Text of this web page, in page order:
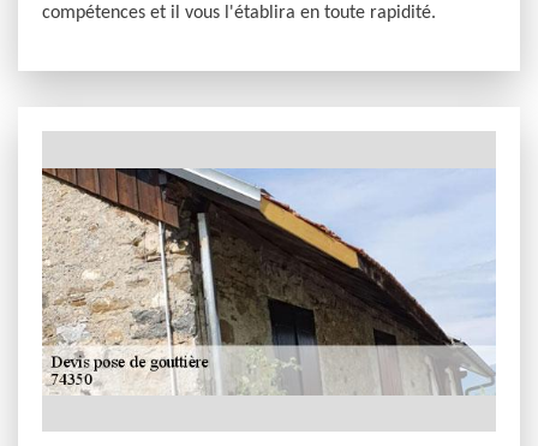
compétences et il vous l'établira en toute rapidité.